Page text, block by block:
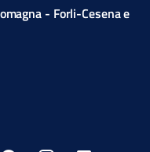
- Forli-Cesena e